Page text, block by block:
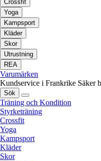
Crossfit
Yoga
Kampsport
Kläder
Skor
Utrustning
REA
Varumärken
Kundservice i Frankrike Säker
Sök
Träning och Kondition
Styrketräning
Crossfit
Yoga
Kampsport
Kläder
Skor